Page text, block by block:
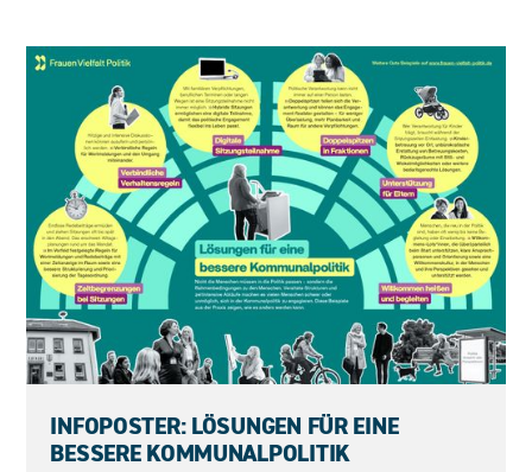
INFOPOSTER: LÖSUNGEN FÜR EINE
BESSERE KOMMUNALPOLITIK